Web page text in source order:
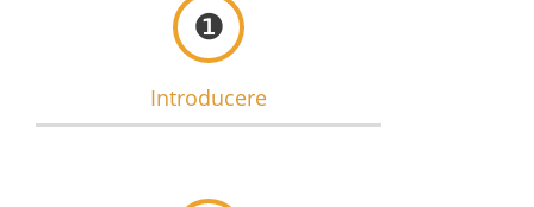
❶
Introducere